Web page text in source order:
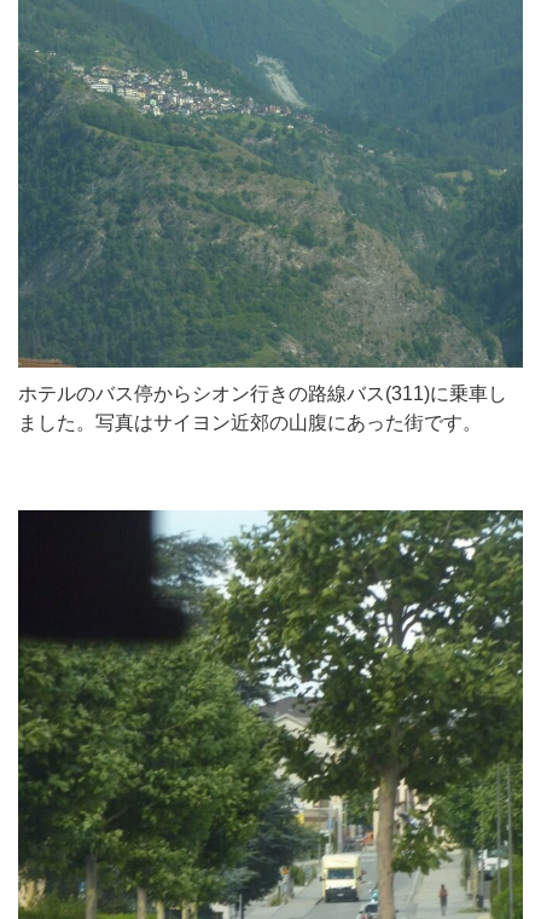
ホテルのバス停からシオン行きの路線バス(311)に乗車し
ました。写真はサイヨン近郊の山腹にあった街です。